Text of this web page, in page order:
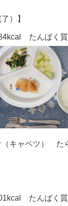
）】
たんぱく
キャベツ） た
たんぱく